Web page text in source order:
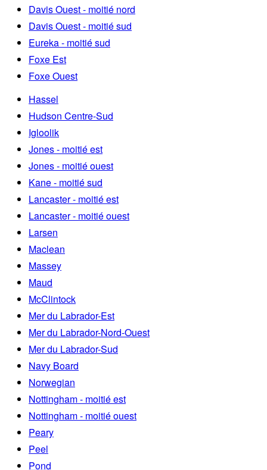
Davis Ouest - moitié nord
Davis Ouest - moitié sud
Eureka - moitié sud
Foxe Est
Foxe Ouest
Hassel
Hudson Centre-Sud
Igloolik
Jones - moitié est
Jones - moitié ouest
Kane - moitié sud
Lancaster - moitié est
Lancaster - moitié ouest
Larsen
Maclean
Massey
Maud
McClintock
Mer du Labrador-Est
Mer du Labrador-Nord-Ouest
Mer du Labrador-Sud
Navy Board
Norwegian
Nottingham - moitié est
Nottingham - moitié ouest
Peary
Peel
Pond